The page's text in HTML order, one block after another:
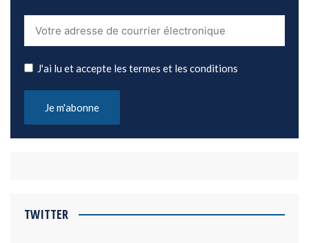
J'ai lu et accepte les termes et les conditions
TWITTER